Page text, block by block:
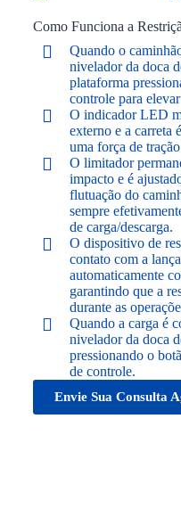
Como Funciona a
Quando o
nivelador da doca
plataforma
controle para
O indicador LED
externo e a carreta
uma força de
O limitador
impacto e é
flutuação do
sempre
de carga/descarga.
O dispositivo de
contato com a
automaticamente
garantindo que a
durante as
Quando a carga é
nivelador da doca
pressionando o
de controle.
Envie Sua Consulta